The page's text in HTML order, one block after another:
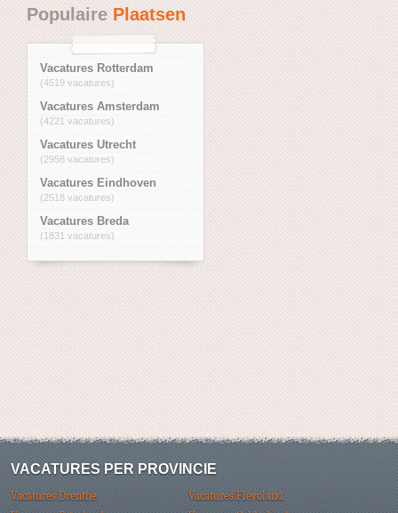
PopulairePlaatsen
Vacatures Rotterdam
(4519 vacatures)
Vacatures Amsterdam
(4221 vacatures)
Vacatures Utrecht
(2958 vacatures)
Vacatures Eindhoven
(2518 vacatures)
Vacatures Breda
(1831 vacatures)
VACATURES PER PROVINCIE
Vacatures Drenthe
Vacatures Flevoland